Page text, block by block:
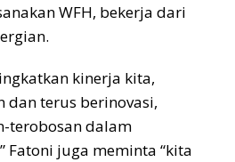
WFH, bekerja dari
kinerja kita,
dan terus berinovasi,
terobosan dalam
Fatoni juga meminta “kita